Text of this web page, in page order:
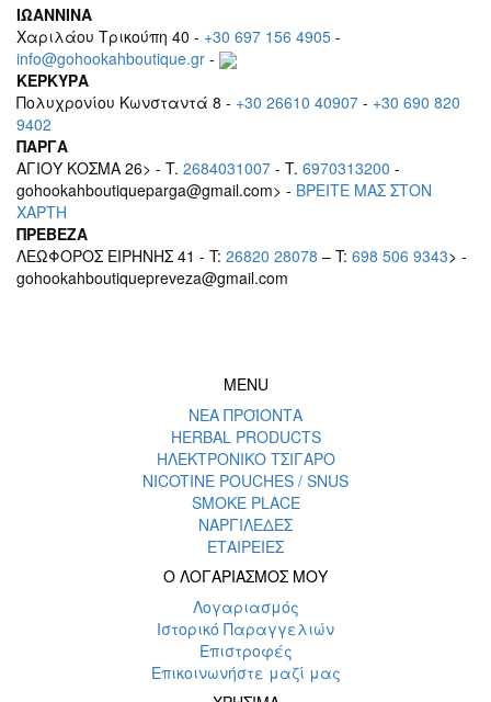
ΙΩΑΝΝΙΝΑ
Χαριλάου Τρικούπη 40 - +30 697 156 4905 -
info@gohookahboutique.gr -
ΚΕΡΚΥΡΑ
Πολυχρονίου Κωνσταντά 8 - +30 26610 40907 - +30 690 820
9402
ΠΑΡΓΑ
ΑΓΙΟΥ ΚΟΣΜΑ 26> - T. 2684031007 - T. 6970313200 -
gohookahboutiqueparga@gmail.com> - BΡEITE MAΣ ΣΤΟΝ
ΧΑΡΤΗ
ΠΡΕΒΕΖΑ
ΛΕΩΦΟΡΟΣ ΕΙΡΗΝΗΣ 41 - T: 26820 28078 – T: 698 506 9343> -
gohookahboutiquepreveza@gmail.com
MENU
ΝΕΑ ΠΡΟΪΟΝΤΑ
HERBAL PRODUCTS
ΗΛΕΚΤΡΟΝΙΚΟ ΤΣΙΓΑΡΟ
NICOTINE POUCHES / SNUS
SMOKE PLACE
ΝΑΡΓΙΛΕΔΕΣ
ΕΤΑΙΡΕΙΕΣ
Ο ΛΟΓΑΡΙΑΣΜΟΣ ΜΟΥ
Λογαριασμός
Ιστορικό Παραγγελιών
Επιστροφές
Επικοινωνήστε μαζί μας